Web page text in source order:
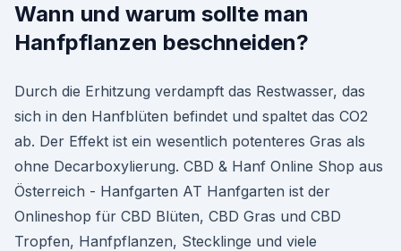
Wann und warum sollte man
Hanfpflanzen beschneiden?
Durch die Erhitzung verdampft das Restwasser, das
sich in den Hanfblüten befindet und spaltet das CO2
ab. Der Effekt ist ein wesentlich potenteres Gras als
ohne Decarboxylierung. CBD & Hanf Online Shop aus
Österreich - Hanfgarten AT Hanfgarten ist der
Onlineshop für CBD Blüten, CBD Gras und CBD
Tropfen, Hanfpflanzen, Stecklinge und viele